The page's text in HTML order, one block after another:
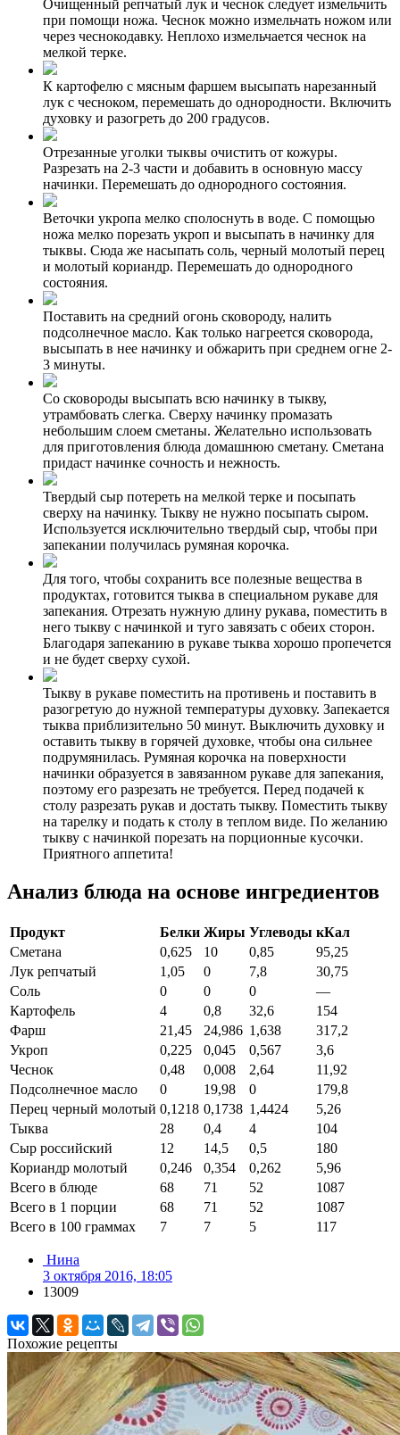
Очищенный репчатый лук и чеснок следует измельчить
при помощи ножа. Чеснок можно измельчать ножом или
через чеснокодавку. Неплохо измельчается чеснок на
мелкой терке.
К картофелю с мясным фаршем высыпать нарезанный
лук с чесноком, перемешать до однородности. Включить
духовку и разогреть до 200 градусов.
Отрезанные уголки тыквы очистить от кожуры.
Разрезать на 2-3 части и добавить в основную массу
начинки. Перемешать до однородного состояния.
Веточки укропа мелко сполоснуть в воде. С помощью
ножа мелко порезать укроп и высыпать в начинку для
тыквы. Сюда же насыпать соль, черный молотый перец
и молотый кориандр. Перемешать до однородного
состояния.
Поставить на средний огонь сковороду, налить
подсолнечное масло. Как только нагреется сковорода,
высыпать в нее начинку и обжарить при среднем огне 2-
3 минуты.
Со сковороды высыпать всю начинку в тыкву,
утрамбовать слегка. Сверху начинку промазать
небольшим слоем сметаны. Желательно использовать
для приготовления блюда домашнюю сметану. Сметана
придаст начинке сочность и нежность.
Твердый сыр потереть на мелкой терке и посыпать
сверху на начинку. Тыкву не нужно посыпать сыром.
Используется исключительно твердый сыр, чтобы при
запекании получилась румяная корочка.
Для того, чтобы сохранить все полезные вещества в
продуктах, готовится тыква в специальном рукаве для
запекания. Отрезать нужную длину рукава, поместить в
него тыкву с начинкой и туго завязать с обеих сторон.
Благодаря запеканию в рукаве тыква хорошо пропечется
и не будет сверху сухой.
Тыкву в рукаве поместить на противень и поставить в
разогретую до нужной температуры духовку. Запекается
тыква приблизительно 50 минут. Выключить духовку и
оставить тыкву в горячей духовке, чтобы она сильнее
подрумянилась. Румяная корочка на поверхности
начинки образуется в завязанном рукаве для запекания,
поэтому его разрезать не требуется. Перед подачей к
столу разрезать рукав и достать тыкву. Поместить тыкву
на тарелку и подать к столу в теплом виде. По желанию
тыкву с начинкой порезать на порционные кусочки.
Приятного аппетита!
Анализ блюда на основе ингредиентов
Продукт Белки Жиры Углеводы кКал
Сметана
0,625 10 0,85
95,25
Лук репчатый
1,05 0 7,8
30,75
Соль
0 0 0
—
Картофель
4 0,8 32,6
154
Фарш
21,45 24,986 1,638
317,2
Укроп
0,225 0,045 0,567
3,6
Чеснок
0,48 0,008 2,64
11,92
Подсолнечное масло
0 19,98 0
179,8
Перец черный молотый 0,1218 0,1738 1,4424
5,26
Тыква
28 0,4 4
104
Сыр российский
12 14,5 0,5
180
Кориандр молотый
0,246 0,354 0,262
5,96
Всего в блюде
68 71 52
1087
Всего в 1 порции
68 71 52
1087
Всего в 100 граммах
7 7 5 117
Нина
3 октября 2016, 18:05
13009
Похожие рецепты